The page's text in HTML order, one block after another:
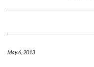
May 6, 2013